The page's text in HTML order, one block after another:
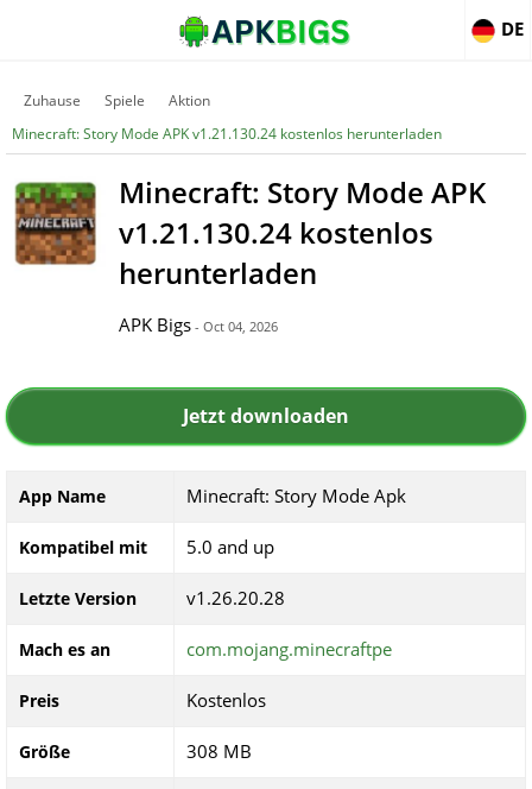
DE
Zuhause Spiele
Aktion
Minecraft: Story Mode APK v1.21.130.24 kostenlos herunterladen
Minecraft: Story Mode APK
v1.21.130.24 kostenlos
herunterladen
APK Bigs - Oct 04, 2026
Jetzt downloaden
App Name Minecraft: Story Mode Apk
Kompatibel mit 5.0 and up
Letzte Version v1.26.20.28
Mach es an com.mojang.minecraftpe
Preis Kostenlos
Größe 308 MB